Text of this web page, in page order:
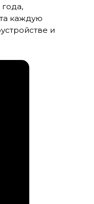
каждую
и